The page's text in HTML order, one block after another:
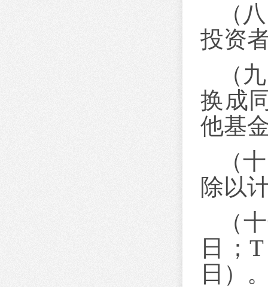
（
投资
（
换成
他基
（
除以
（
日； T
日）